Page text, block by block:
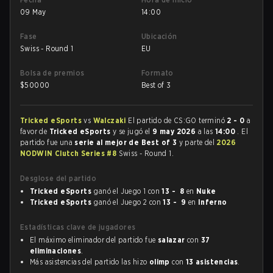
09 May
14:00
Fase
Swiss - Round 1
Ubicación
EU
Bolsa de premios
$50000
Formato
Best of 3
Tricked eSportsvs Walczaki El partido de CS:GO terminó 2 - 0 a
favor de Tricked eSportsy se jugó el 9 may 2026 a las14:00 . El
partido fue una serie al mejor de Best of 3 y parte del 2026
NODWIN Clutch Series #8 Swiss - Round 1.
Desglose del partido
Tricked eSports ganó el Juego 1 con13 - 8 en Nuke
Tricked eSports ganó el Juego 2 con13 - 9 en Inferno
Estadísticas clave de jugadores
El máximo eliminador del partido fue salazar con 37
eliminaciones.
Más asistencias del partido las hizo olimp con 13 asistencias.